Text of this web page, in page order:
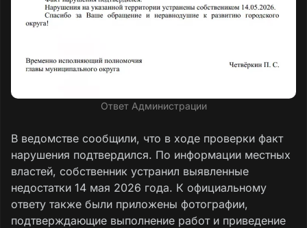
Ответ Администрации
В ведомстве сообщили, что в ходе проверки факт
нарушения подтвердился. По информации местных
властей, собственник устранил выявленные
недостатки 14 мая 2026 года. К официальному
ответу также были приложены фотографии,
подтверждающие выполнение работ и приведение